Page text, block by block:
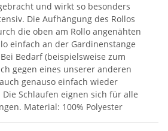
und wirkt so besonders
Die Aufhängung des Rollos
die oben am Rollo angenähten
einfach an der Gardinenstange
Bedarf (beispielsweise zum
gegen eines unserer anderen
genauso einfach wieder
Schlaufen eignen sich für alle
Material: 100% Polyester